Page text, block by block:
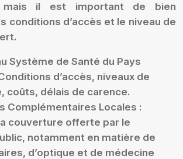
mais il est important de bien
conditions d’accès et le niveau de
Système de Santé du Pays
d’accès, niveaux de
coûts, délais de carence.
Complémentaires Locales :
couverture offerte par le
notamment en matière de
d’optique et de médecine